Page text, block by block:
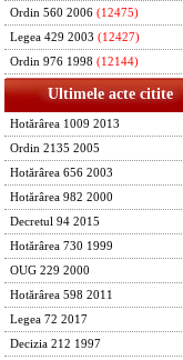
Ordin 560 2006 (12475)
Legea 429 2003 (12427)
Ordin 976 1998 (12144)
Ultimele acte citite
Hotărârea 1009 2013
Ordin 2135 2005
Hotărârea 656 2003
Hotărârea 982 2000
Decretul 94 2015
Hotărârea 730 1999
OUG 229 2000
Hotărârea 598 2011
Legea 72 2017
Decizia 212 1997